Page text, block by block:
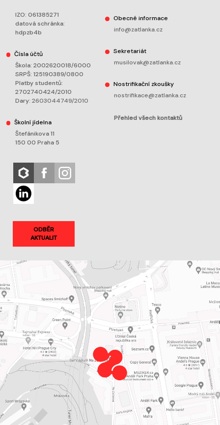
IZO: 061385271
datová schránka:
hdpzb4b
Čísla účtů
Škola: 2002620018/6000
SRPŠ: 125190389/0800
Platby studentů:
2702740424/2010
Dary: 2603044749/2010
Školní jídelna
Štefánikova 11
150 00 Praha 5
ODBĚR
AKTUALIT
Obecné informace
info@zatlanka.cz
Sekretariát
musilovak@zatlanka.cz
Nostrifikační zkoušky
nostrifikace@zatlanka.cz
Přehled všech kontaktů